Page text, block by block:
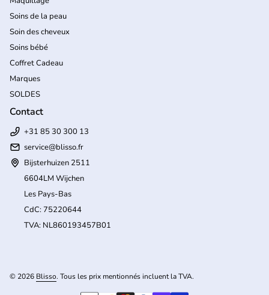
Soins de la peau
Soin des cheveux
Soins bébé
Coffret Cadeau
Marques
SOLDES
Contact
+31 85 30 300 13
service@blisso.fr
Bijsterhuizen 2511
6604LM Wijchen
Les Pays-Bas
CdC: 75220644
TVA: NL860193457B01
© 2026 Blisso. Tous les prix mentionnés incluent la TVA.